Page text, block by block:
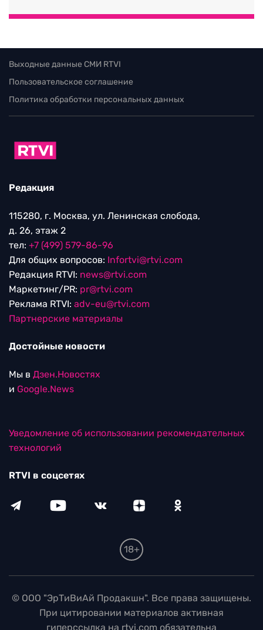
Выходные данные СМИ RTVI
Пользовательское соглашение
Политика обработки персональных данных
Редакция
115280, г. Москва, ул. Ленинская слобода,
д. 26, этаж 2
тел: +7 (499) 579-86-96
Для общих вопросов: Infortvi@rtvi.com
Редакция RTVI: news@rtvi.com
Маркетинг/PR: pr@rtvi.com
Реклама RTVI: adv-eu@rtvi.com
Партнерские материалы
Достойные новости
Мы в Дзен.Новостях
и Google.News
Уведомление об использовании рекомендательных
технологий
RTVI в соцсетях
18+
© ООО "ЭрТиВиАй Продакшн". Все права защищены.
При цитировании материалов активная
гиперссылка на rtvi.com обязательна